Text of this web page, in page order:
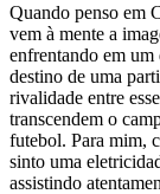
Quando penso em
vem à mente a
enfrentando em um
destino de uma
rivalidade entre
transcendem o
futebol. Para mim,
sinto uma
assistindo